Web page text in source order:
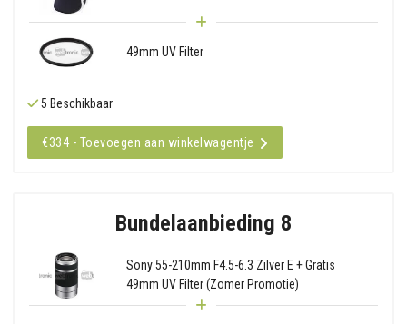
49mm UV Filter
5 Beschikbaar
€334 - Toevoegen aan winkelwagentje
Bundelaanbieding 8
Sony 55-210mm F4.5-6.3 Zilver E + Gratis
49mm UV Filter (Zomer Promotie)